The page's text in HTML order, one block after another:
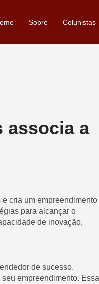
Sobre Colunistas
associa a
cria um empreendimento
para alcançar o
de inovação,
de sucesso.
empreendimento. Essa